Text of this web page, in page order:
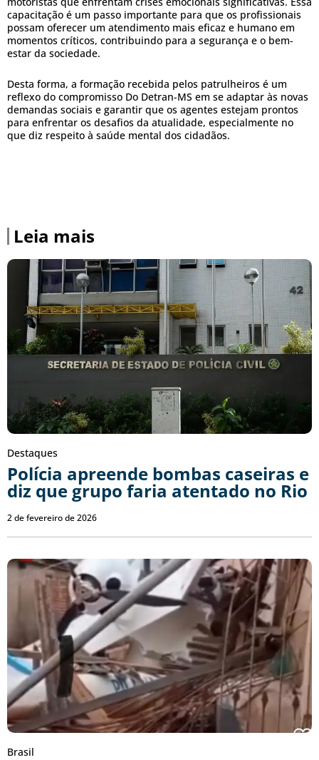
capacitação é um passo importante para que os profissionais
possam oferecer um atendimento mais eficaz e humano em
momentos críticos, contribuindo para a segurança e o bem-
estar da sociedade.
Desta forma, a formação recebida pelos patrulheiros é um
reflexo do compromisso Do Detran-MS em se adaptar às novas
demandas sociais e garantir que os agentes estejam prontos
para enfrentar os desafios da atualidade, especialmente no
que diz respeito à saúde mental dos cidadãos.
Leia mais
Destaques
Polícia apreende bombas caseiras e
diz que grupo faria atentado no Rio
2 de fevereiro de 2026
Brasil